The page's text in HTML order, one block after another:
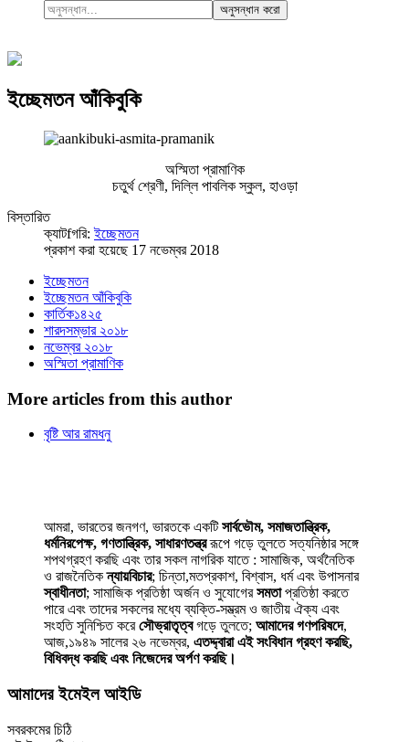
অনুসন্ধান করো
ইচ্ছেমতন আঁকিবুকি
অস্মিতা প্রামাণিক
চতুর্থ শ্রেণী, দিল্লি পাবলিক স্কুল, হাওড়া
বিস্তারিত
ক্যাটfগরি:ইচ্ছেমতন
প্রকাশ করা হয়েছে 17 নভেম্বর 2018
ইচ্ছেমতন
ইচ্ছেমতন আঁকিবুকি
কার্তিক১৪২৫
শারদসম্ভার ২০১৮
নভেম্বর ২০১৮
অস্মিতা প্রামাণিক
More articles from this author
বৃষ্টি আর রামধনু
আমরা, ভারতের জনগণ, ভারতকে একটিসার্বভৌম, সমাজতান্ত্রিক,
ধর্মনিরপেক্ষ, গণতান্ত্রিক, সাধারণতন্ত্ররূপে গড়ে তুলতে সত্যনিষ্ঠার সঙ্গে
শপথগ্রহণ করছি এবং তার সকল নাগরিক যাতে : সামাজিক, অর্থনৈতিক
ও রাজনৈতিকন্যায়বিচার; চিন্তা,মতপ্রকাশ, বিশ্বাস, ধর্ম এবং উপাসনার
স্বাধীনতা; সামাজিক প্রতিষ্ঠা অর্জন ও সুযোগেরসমতাপ্রতিষ্ঠা করতে
পারে এবং তাদের সকলের মধ্যে ব্যক্তি-সম্ভ্রম ও জাতীয় ঐক্য এবং
সংহতি সুনিশ্চিত করেসৌভ্রাতৃত্বগড়ে তুলতে; আমাদের গণপরিষদে,
আজ,১৯৪৯ সালের ২৬ নভেম্বর, এতদ্দ্বারা এই সংবিধান গ্রহণ করছি,
বিধিবদ্ধ করছি এবং নিজেদের অর্পণ করছি।
আমাদের ইমেইল আইডি
সবরকমের চিঠি